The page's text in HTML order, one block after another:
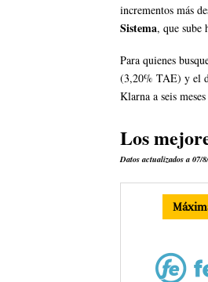
incrementos más
Sistema, que sube
Para quienes
(3,20% TAE) y el
Klarna a seis
Los
Datos actualizados a 07/